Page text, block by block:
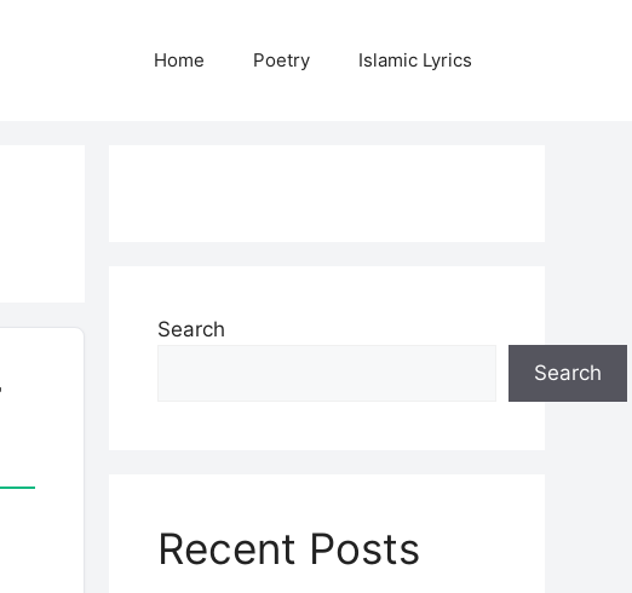
Home Poetry Islamic Lyrics
Search
Search
Recent Posts